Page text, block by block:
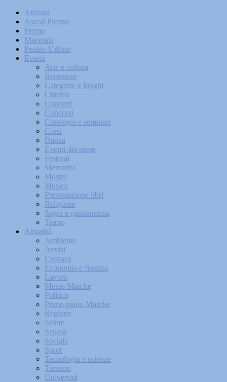
Ancona
Ascoli Piceno
Fermo
Macerata
Pesaro-Urbino
Eventi
Arte e cultura
Benessere
Categorie e luoghi
Cinema
Concerti
Concorsi
Convegni e seminari
Corsi
Danza
Eventi del mese
Festival
Mercatini
Mostre
Musica
Presentazione libri
Religione
Sagra e gastronomia
Teatro
Attualità
Ambiente
Avvisi
Cronaca
Economia e finanza
Lavoro
Meteo Marche
Politica
Primo piano Marche
Regione
Salute
Scuola
Sociale
Sport
Tecnologia e scienze
Turismo
Università